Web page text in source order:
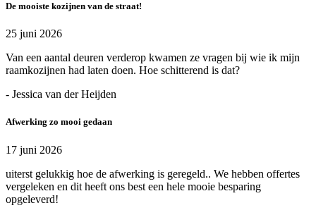
De mooiste kozijnen van de straat!
25 juni 2026
Van een aantal deuren verderop kwamen ze vragen bij wie ik mijn
raamkozijnen had laten doen. Hoe schitterend is dat?
- Jessica van der Heijden
Afwerking zo mooi gedaan
17 juni 2026
uiterst gelukkig hoe de afwerking is geregeld.. We hebben offertes
vergeleken en dit heeft ons best een hele mooie besparing
opgeleverd!